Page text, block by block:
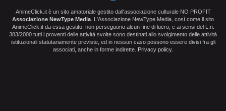
AnimeClick.it è un sito amatoriale gestito dall'associazione culturale NO PROFIT
Associazione NewType Media . L'Associazione NewType Media, così come il sito
AnimeClick.it da essa gestito, non perseguono alcun fine di lucro, e ai sensi del L.n.
383/2000 tutti i proventi delle attività svolte sono destinati allo svolgimento delle attività
istituzionali statutariamente previste, ed in nessun caso possono essere divisi fra gli
associati, anche in forme indirette. Privacy policy.